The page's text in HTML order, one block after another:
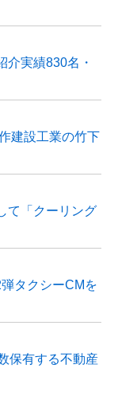
介実績830名・
建設工業の竹下
て「クーリング
タクシーCMを
保有する不動産